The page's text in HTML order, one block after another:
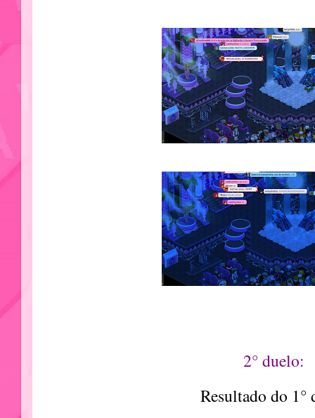
2° duelo:
Resultado do 1°